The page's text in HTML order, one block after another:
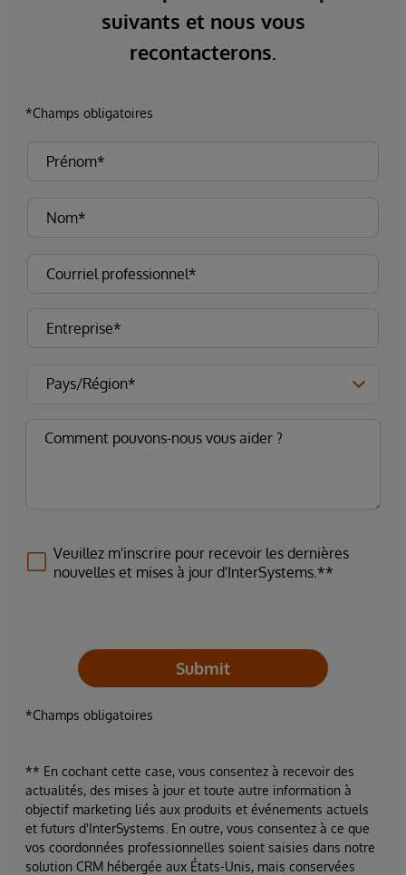
suivants et nous vous
recontacterons.
*Champs obligatoires
Veuillez m'inscrire pour recevoir les dernières
nouvelles et mises à jour d'InterSystems.**
Submit
*Champs obligatoires
** En cochant cette case, vous consentez à recevoir des
actualités, des mises à jour et toute autre information à
objectif marketing liés aux produits et événements actuels
et futurs d'InterSystems. En outre, vous consentez à ce que
vos coordonnées professionnelles soient saisies dans notre
solution CRM hébergée aux États-Unis, mais conservées